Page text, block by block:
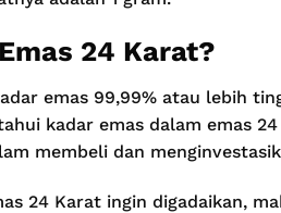
24 Karat?
emas 99,99% atau lebih
kadar emas dalam emas
membeli dan
24 Karat ingin digadaikan,